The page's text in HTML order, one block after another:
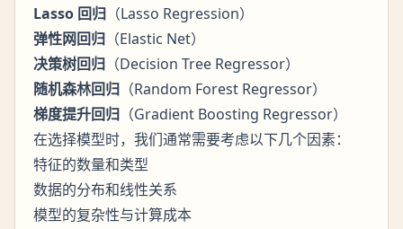
Lasso 回归 （Lasso Regression）
弹性网回归 （Elastic Net）
决策树回归 （Decision Tree Regressor）
随机森林回归 （Random Forest Regressor）
梯度提升回归 （Gradient Boosting Regressor）
在选择模型时，我们通常需要考虑以下几个因素：
特征的数量和类型
数据的分布和线性关系
模型的复杂性与计算成本